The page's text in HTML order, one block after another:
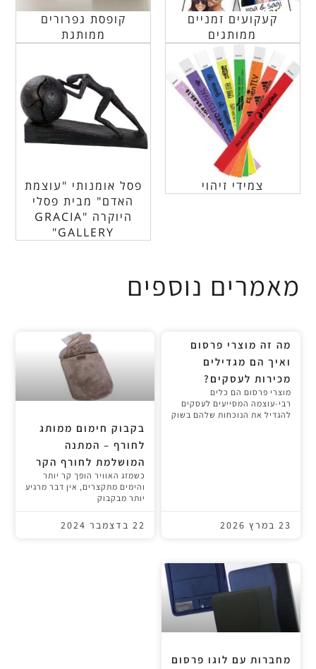
קעקועים זמניים
ממותגים
קופסת גפרורים
ממותגת
צמידי זיהוי
פסל אומנותי "עוצמת
האדם" מבית פסלי
היוקרה "GRACIA
GALLERY"
מאמרים נוספים
מה זה מוצרי פרסום
ואיך הם מגדילים
מכירות לעסקים?
מוצרי פרסום הם כלים
רבי-עוצמה המסייעים לעסקים
להגדיל את הנוכחות שלהם בשוק
23 במרץ 2026
בקבוק חימום ממותג
לחורף – המתנה
המושלמת לחורף הקר
כשמזג האוויר הופך קר יותר
והימים מתקצרים, אין דבר מרגיע
יותר מבקבוק
22 בדצמבר 2024
מחברות עם לוגו פרסום